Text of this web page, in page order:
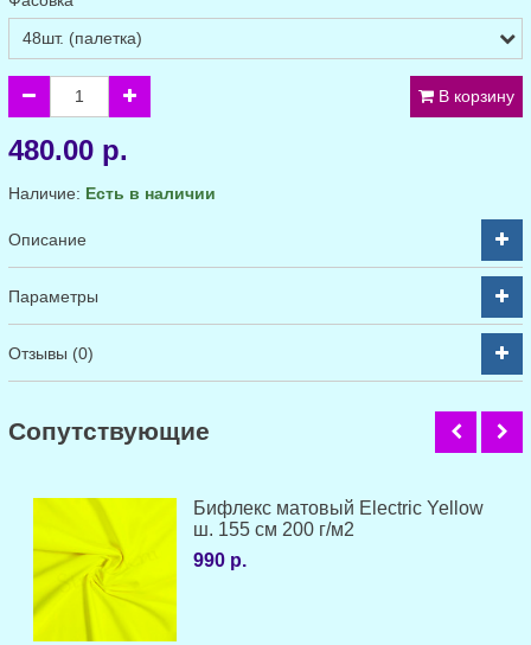
В корзину
480.00 р.
Наличие: Есть в наличии
Описание
Параметры
Отзывы (0)
Cопутствующие
Бифлекс матовый Electric Yellow
ш. 155 см 200 г/м2
990 р.